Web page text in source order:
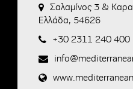
Σαλαμίνος 3 &
Ελλάδα, 54626
+30 2311 240 400